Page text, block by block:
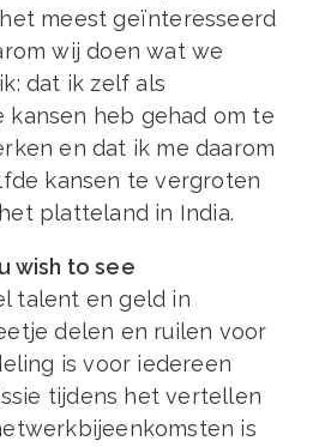
meest geïnteresseerd
wij doen wat we
dat ik zelf als
kansen heb gehad om te
en dat ik me daarom
kansen te vergroten
platteland in India.
wish to see
talent en geld in
delen en ruilen voor
is voor iedereen
tijdens het vertellen
is